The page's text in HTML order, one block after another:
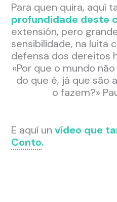
Para quen quira, aquí
profundidade deste
extensión, pero
sensibilidade, na luita
defensa dos dereitos
«Por que o mundo
do que é, já que são
o fazem?»
E aquí un vídeo que
Conto.